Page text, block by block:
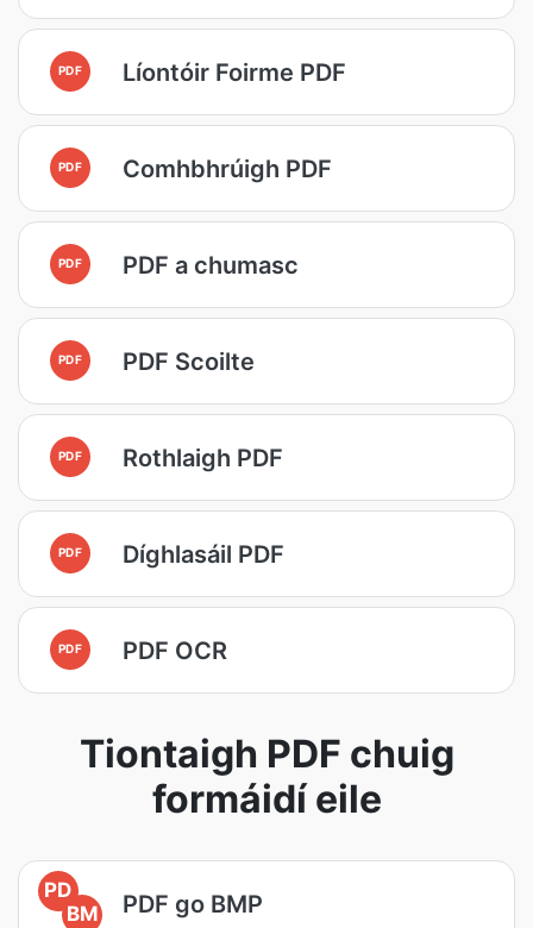
PDF Líontóir Foirme PDF
PDF Comhbhrúigh PDF
PDF PDF a chumasc
PDF PDF Scoilte
PDF Rothlaigh PDF
PDF Díghlasáil PDF
PDF PDF OCR
Tiontaigh PDF chuig
formáidí eile
PD
BM
PDF go BMP